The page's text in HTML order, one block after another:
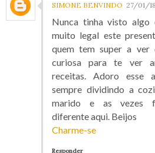
SIMONE BENVINDO 27/01/
Nunca tinha visto algo
muito legal este
quem tem super a ver
curiosa para te ver
receitas. Adoro esse
sempre dividindo a
marido e as vezes
diferente aqui. Beijos
Charme-se
Responder